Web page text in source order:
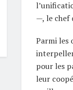
—, le chef
Parmi les
pour les
leur